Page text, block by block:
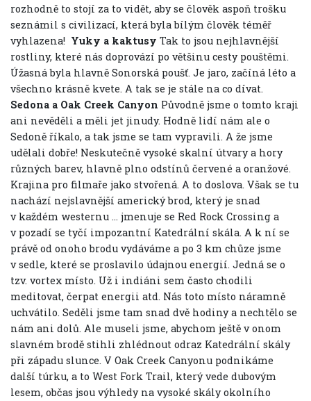
rozhodně to stojí za to vidět, aby se člověk aspoň trošku
seznámil s civilizací, která byla bílým člověk téměř
vyhlazena! Yuky a kaktusy Tak to jsou nejhlavnější
rostliny, které nás doprovází po většinu cesty pouštěmi.
Úžasná byla hlavně Sonorská poušť. Je jaro, začíná léto a
všechno krásně kvete. A tak se je stále na co dívat.
Sedona a Oak Creek Canyon Původně jsme o tomto kraji
ani nevěděli a měli jet jinudy. Hodně lidí nám ale o
Sedoně říkalo, a tak jsme se tam vypravili. A že jsme
udělali dobře! Neskutečně vysoké skalní útvary a hory
různých barev, hlavně plno odstínů červené a oranžové.
Krajina pro filmaře jako stvořená. A to doslova. Však se tu
nachází nejslavnější americký brod, který je snad
v každém westernu … jmenuje se Red Rock Crossing a
v pozadí se tyčí impozantní Katedrální skála. A k ní se
právě od onoho brodu vydáváme a po 3 km chůze jsme
v sedle, které se proslavilo údajnou energií. Jedná se o
tzv. vortex místo. Už i indiáni sem často chodili
meditovat, čerpat energii atd. Nás toto místo náramně
uchvátilo. Seděli jsme tam snad dvě hodiny a nechtělo se
nám ani dolů. Ale museli jsme, abychom ještě v onom
slavném brodě stihli zhlédnout odraz Katedrální skály
při západu slunce. V Oak Creek Canyonu podnikáme
další túrku, a to West Fork Trail, který vede dubovým
lesem, občas jsou výhledy na vysoké skály okolního